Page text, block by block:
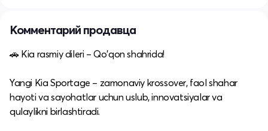
Комментарий продавца
🚗 Kia rasmiy dileri – Qo'qon shahrida!
Yangi Kia Sportage – zamonaviy krossover, faol shahar
hayoti va sayohatlar uchun uslub, innovatsiyalar va
qulaylikni birlashtiradi.​